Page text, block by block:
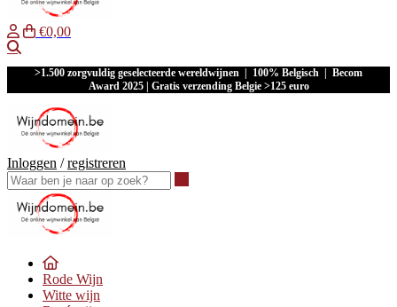
€0,00
>1.500 zorgvuldig geselecteerde wereldwijnen | 100% Belgisch | Becom
Award 2025 | Gratis verzending Belgie >125 euro
Inloggen /registreren
Rode Wijn
Witte wijn